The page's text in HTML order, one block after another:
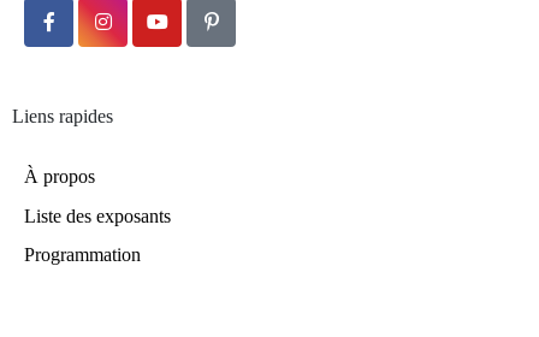
Liens rapides
À propos
Liste des exposants
Programmation